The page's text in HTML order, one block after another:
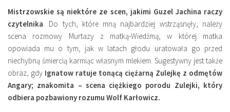
Mistrzowskie są niektóre ze scen, jakimi Guzel Jachina raczy
czytelnika. Do tych, które mną najbardziej wstrząsnęły, należy
scena rozmowy Murtazy z matką-Wiedźmą, w której matka
opowiada mu o tym, jak w latach głodu uratowała go przed
niechybną śmiercią karmiąc własnym mlekiem. Sugestywny jest także
obraz, gdy Ignatow ratuje tonącą ciężarną Zulejkę z odmętów
Angary; znakomita – scena ciężkiego porodu Zulejki, który
odbiera pozbawiony rozumu Wolf Karłowicz.